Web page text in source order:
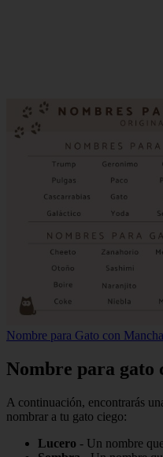
Nombre para Gato con
Nombre para gato
A continuación, encontrarás
nombrar a tu gato ciego:
Lucero - Un nombre